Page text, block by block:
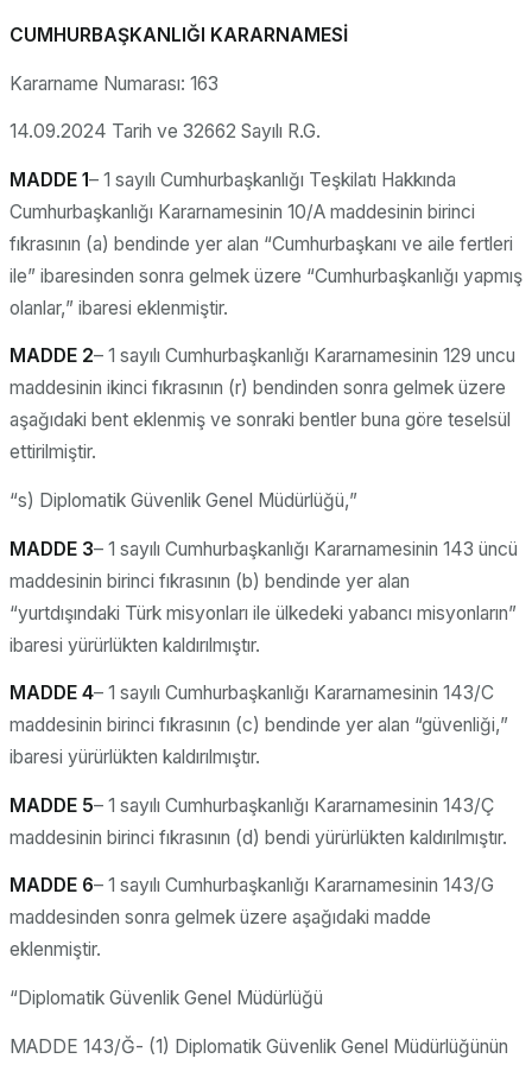
CUMHURBAŞKANLIĞI KARARNAMESİ
Kararname Numarası: 163
14.09.2024 Tarih ve 32662 Sayılı R.G.
MADDE 1– 1 sayılı Cumhurbaşkanlığı Teşkilatı Hakkında
Cumhurbaşkanlığı Kararnamesinin 10/A maddesinin birinci
fıkrasının (a) bendinde yer alan “Cumhurbaşkanı ve aile fertleri
ile” ibaresinden sonra gelmek üzere “Cumhurbaşkanlığı yapmış
olanlar,” ibaresi eklenmiştir.
MADDE 2– 1 sayılı Cumhurbaşkanlığı Kararnamesinin 129 uncu
maddesinin ikinci fıkrasının (r) bendinden sonra gelmek üzere
aşağıdaki bent eklenmiş ve sonraki bentler buna göre teselsül
ettirilmiştir.
“s) Diplomatik Güvenlik Genel Müdürlüğü,”
MADDE 3– 1 sayılı Cumhurbaşkanlığı Kararnamesinin 143 üncü
maddesinin birinci fıkrasının (b) bendinde yer alan
“yurtdışındaki Türk misyonları ile ülkedeki yabancı misyonların”
ibaresi yürürlükten kaldırılmıştır.
MADDE 4– 1 sayılı Cumhurbaşkanlığı Kararnamesinin 143/C
maddesinin birinci fıkrasının (c) bendinde yer alan “güvenliği,”
ibaresi yürürlükten kaldırılmıştır.
MADDE 5– 1 sayılı Cumhurbaşkanlığı Kararnamesinin 143/Ç
maddesinin birinci fıkrasının (d) bendi yürürlükten kaldırılmıştır.
MADDE 6– 1 sayılı Cumhurbaşkanlığı Kararnamesinin 143/G
maddesinden sonra gelmek üzere aşağıdaki madde
eklenmiştir.
“Diplomatik Güvenlik Genel Müdürlüğü
MADDE 143/Ğ- (1) Diplomatik Güvenlik Genel Müdürlüğünün